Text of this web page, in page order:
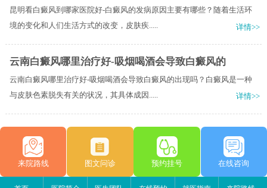
昆明看白癜风到哪家医院好-白癜风的发病原因主要有哪些？随着生活环
境的变化和人们生活方式的改变，皮肤疾.....
详情>>
云南白癜风哪里治疗好-吸烟喝酒会导致白癜风的
云南白癜风哪里治疗好-吸烟喝酒会导致白癜风的出现吗？白癜风是一种
与皮肤色素脱失有关的状况，其具体成因.....
详情>>
来院路线 图文问诊 预约挂号 在线咨询